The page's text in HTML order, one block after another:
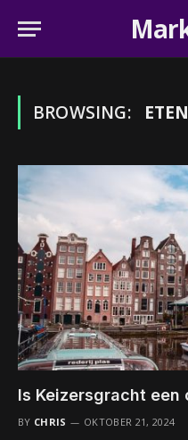
BROWSING:
Is Keizersgracht
BY CHRIS OKTOBER 21, 2024